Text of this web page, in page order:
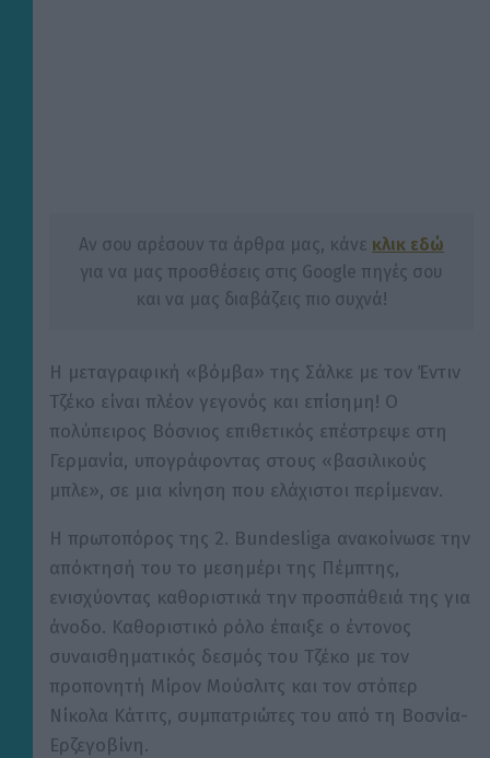
Αν σου αρέσουν τα άρθρα μας, κάνε κλικ εδώ
για να μας προσθέσεις στις Google πηγές σου
και να μας διαβάζεις πιο συχνά!
Η μεταγραφική «βόμβα» της Σάλκε με τον Έντιν
Τζέκο είναι πλέον γεγονός και επίσημη! Ο
πολύπειρος Βόσνιος επιθετικός επέστρεψε στη
Γερμανία, υπογράφοντας στους «βασιλικούς
μπλε», σε μια κίνηση που ελάχιστοι περίμεναν.
Η πρωτοπόρος της 2. Bundesliga ανακοίνωσε την
απόκτησή του το μεσημέρι της Πέμπτης,
ενισχύοντας καθοριστικά την προσπάθειά της για
άνοδο. Καθοριστικό ρόλο έπαιξε ο έντονος
συναισθηματικός δεσμός του Τζέκο με τον
προπονητή Μίρον Μούσλιτς και τον στόπερ
Νίκολα Κάτιτς, συμπατριώτες του από τη Βοσνία-
Ερζεγοβίνη.